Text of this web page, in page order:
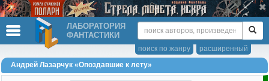
ЛАБОРАТОРИЯ
ФАНТАСТИКИ
расширенный
поиск по жанру
Андрей Лазарчук «Опоздавшие к лету»